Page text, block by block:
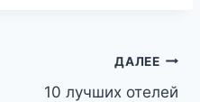
ДАЛЕЕ
10 лучших отелей